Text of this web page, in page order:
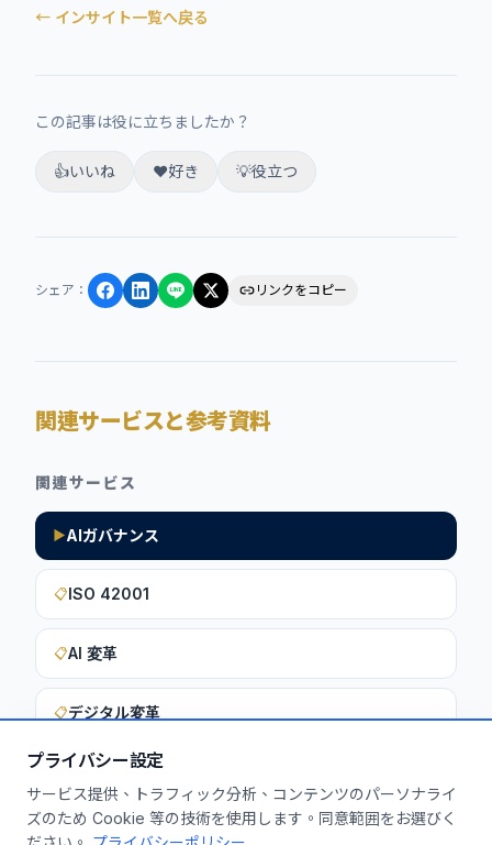
プライバシー設定
サービス提供、トラフィック分析、コンテンツのパーソナライ
ズのため Cookie 等の技術を使用します。同意範囲をお選びく
← インサイト一覧へ戻る
この記事は役に立ちましたか？
👍いいね ❤️好き 💡役立つ
シェア ： リンクをコピー
関連サービスと参考資料
関連サービス
▶AIガバナンス
📋ISO 42001
📋AI 変革
📋デジタル変革
このインサイトを貴社に活用しません